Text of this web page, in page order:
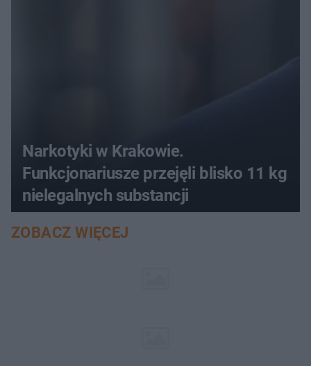
Narkotyki w Krakowie.
Funkcjonariusze przejęli blisko 11 kg
nielegalnych substancji
ZOBACZ WIĘCEJ